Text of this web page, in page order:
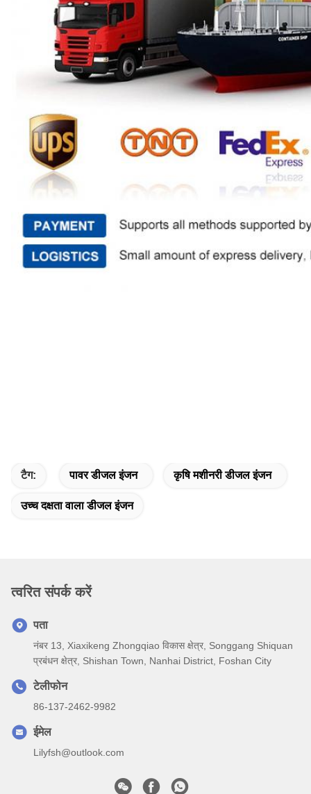
टैग: पावर डीजल इंजन कृषि मशीनरी डीजल इंजन
उच्च दक्षता वाला डीजल इंजन
त्वरित संपर्क करें
पता
नंबर 13, Xiaxikeng Zhongqiao विकास क्षेत्र, Songgang Shiquan
प्रबंधन क्षेत्र, Shishan Town, Nanhai District, Foshan City
टेलीफोन
86-137-2462-9982
ईमेल
Lilyfsh@outlook.com